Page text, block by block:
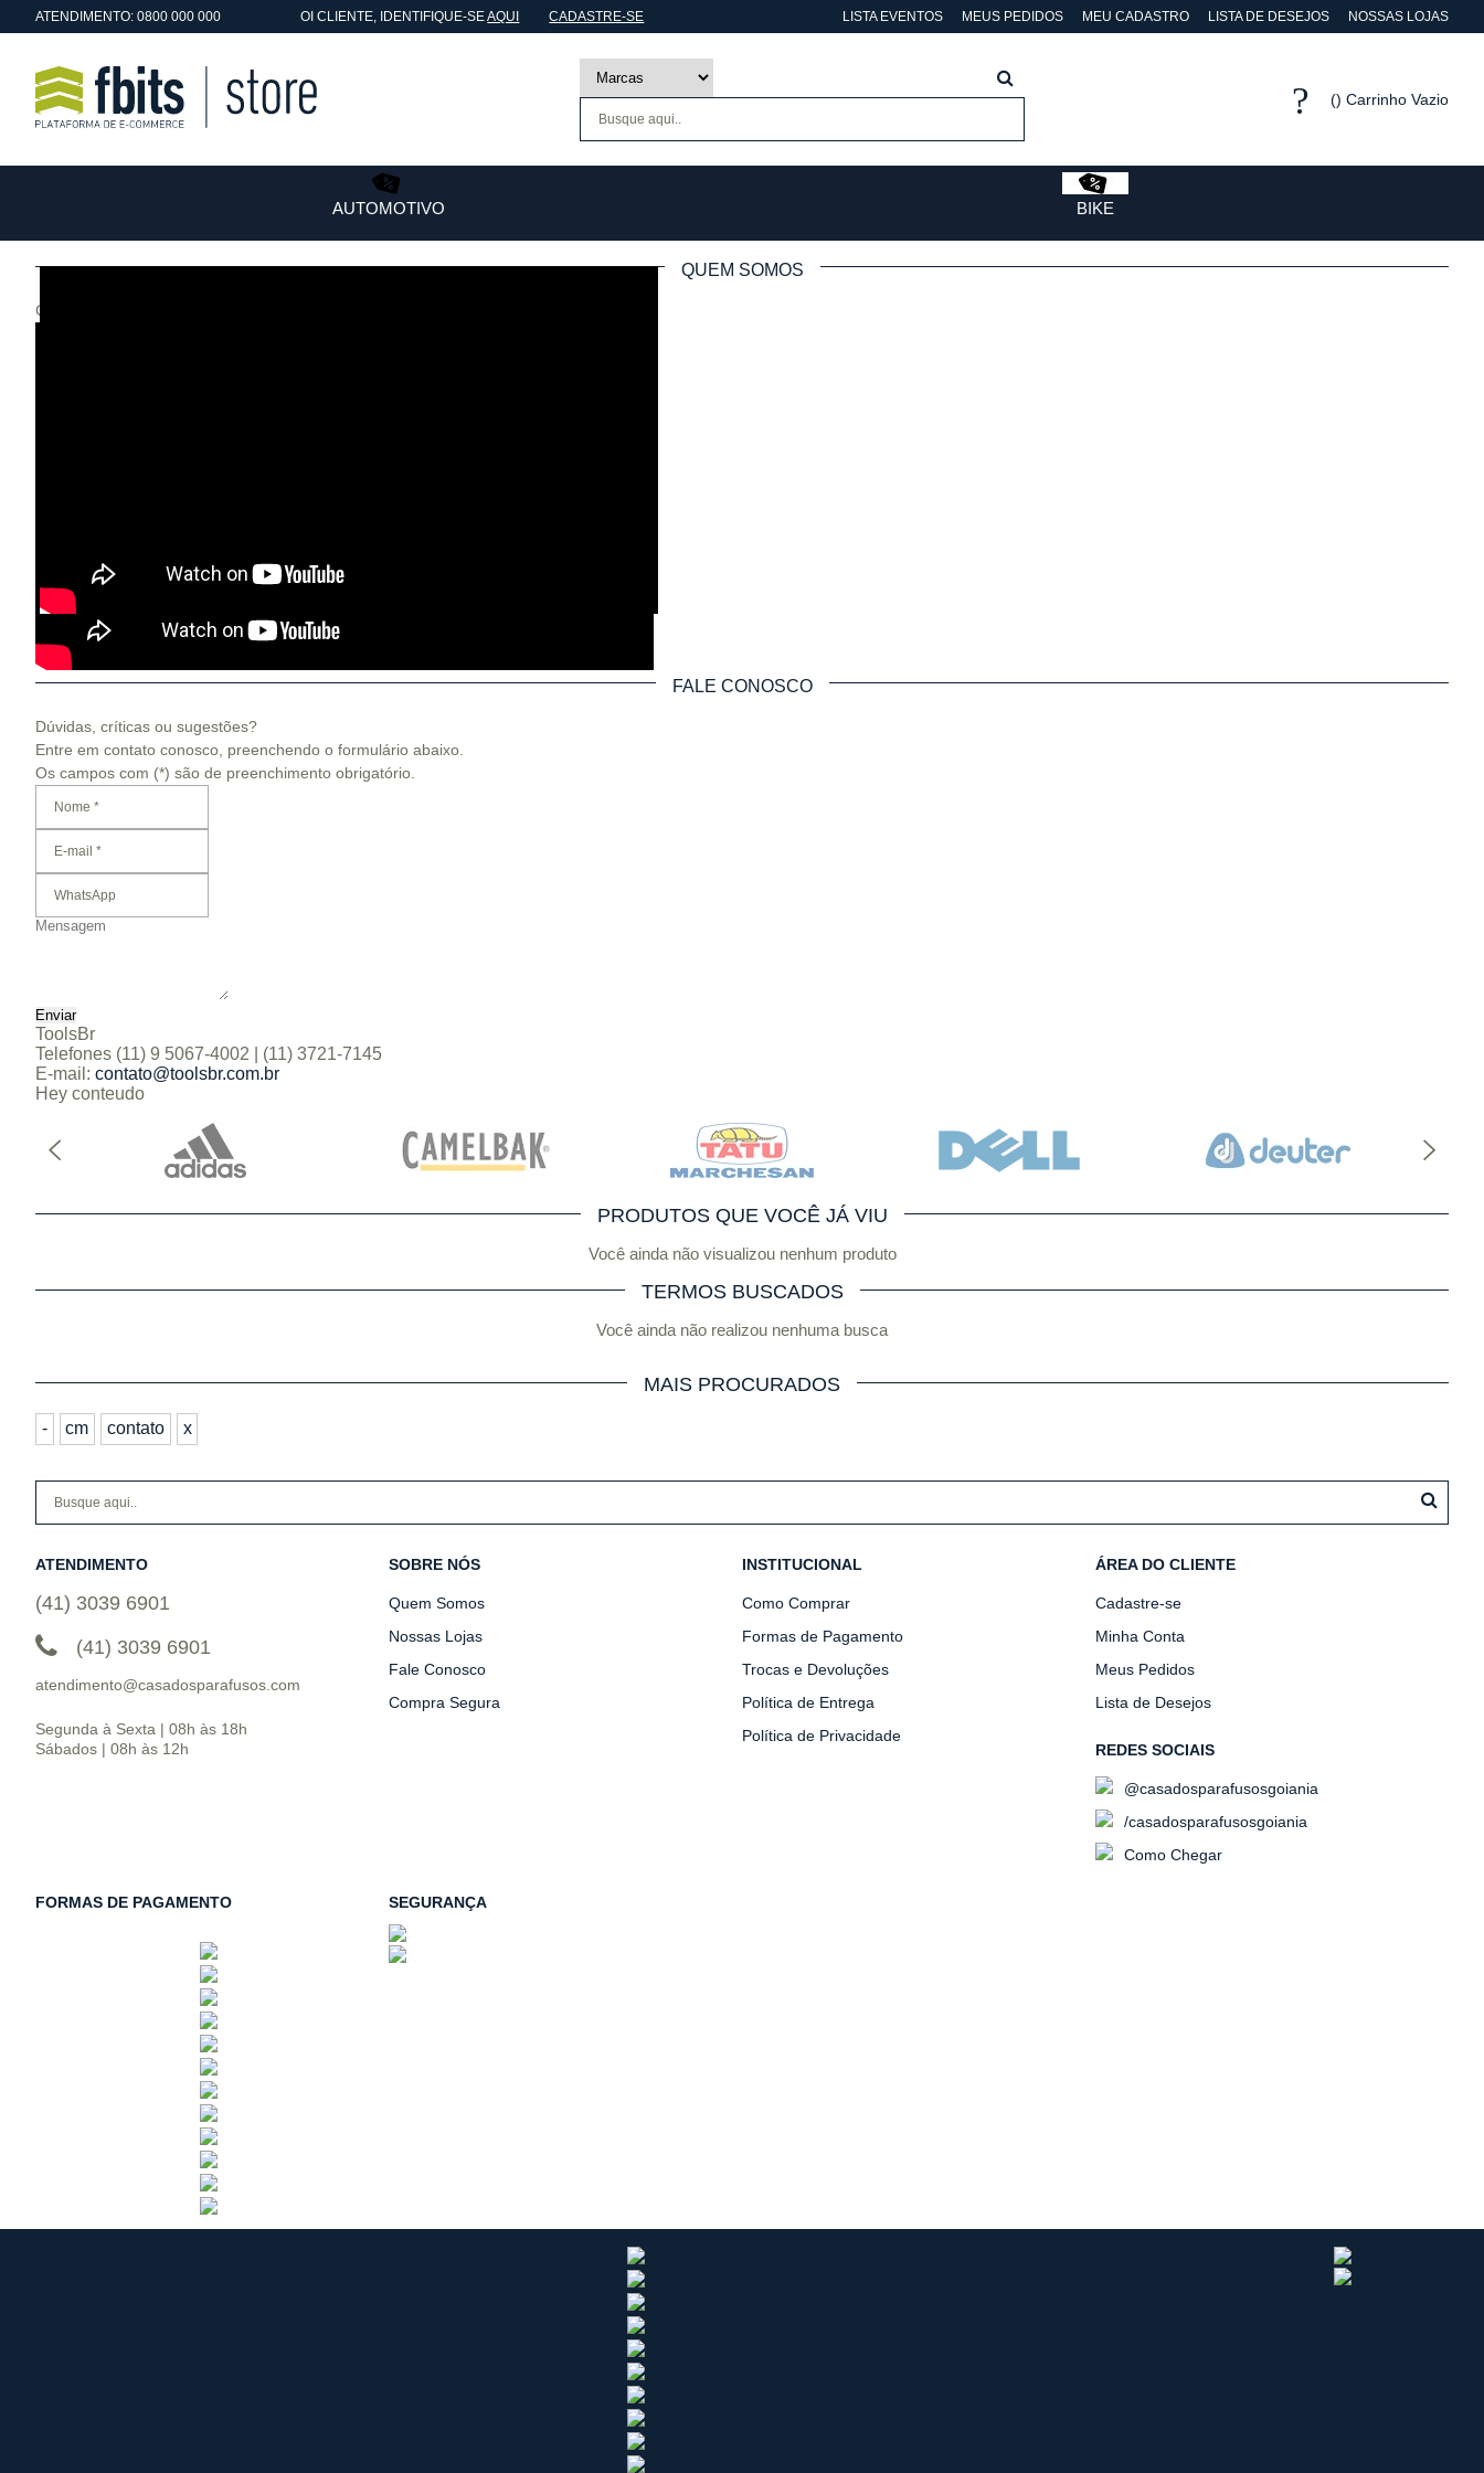
ATENDIMENTO: 0800 000 000 OICLIENTE, IDENTIFIQUE-SEAQUI CADASTRE-SE LISTA EVENTOS MEUS PEDIDOS MEU CADASTRO LISTA DE DESEJOS NOSSAS LOJAS
Carrinho Vazio
AUTOMOTIVO BIKE
QUEM SOMOS
Conteúdo "Quem Somos" aqui!
FALE CONOSCO
Dúvidas, críticas ou sugestões?
Entre em contato conosco, preenchendo o formulário abaixo.
Os campos com (*) são de preenchimento obrigatório.
ToolsBr
Telefones (11) 9 5067-4002 | (11) 3721-7145
E-mail: contato@toolsbr.com.br
Hey conteudo
PRODUTOS QUE VOCÊ JÁ VIU
Você ainda não visualizou nenhum produto
TERMOS BUSCADOS
Você ainda não realizou nenhuma busca
MAIS PROCURADOS
- cm contato x
ATENDIMENTO
(41) 3039 6901
(41) 3039 6901
atendimento@casadosparafusos.com
Segunda à Sexta | 08h às 18h
Sábados | 08h às 12h
SOBRE NÓS
Quem Somos
Nossas Lojas
Fale Conosco
Compra Segura
INSTITUCIONAL
Como Comprar
Formas de Pagamento
Trocas e Devoluções
Política de Entrega
Política de Privacidade
ÁREA DO CLIENTE
Cadastre-se
Minha Conta
Meus Pedidos
Lista de Desejos
REDES SOCIAIS
@casadosparafusosgoiania
/casadosparafusosgoiania
Como Chegar
FORMAS DE PAGAMENTO SEGURANÇA